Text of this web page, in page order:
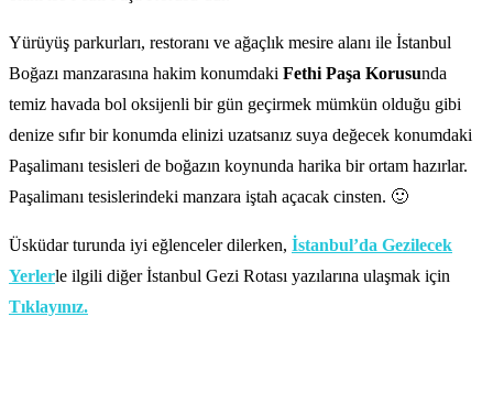
Yürüyüş parkurları, restoranı ve ağaçlık mesire alanı ile İstanbul
Boğazı manzarasına hakim konumdaki Fethi Paşa Korusunda
temiz havada bol oksijenli bir gün geçirmek mümkün olduğu gibi
denize sıfır bir konumda elinizi uzatsanız suya değecek konumdaki
Paşalimanı tesisleri de boğazın koynunda harika bir ortam hazırlar.
Paşalimanı tesislerindeki manzara iştah açacak cinsten. 🙂
Üsküdar turunda iyi eğlenceler dilerken, İstanbul’da Gezilecek
Yerlerle ilgili diğer İstanbul Gezi Rotası yazılarına ulaşmak için
Tıklayınız.